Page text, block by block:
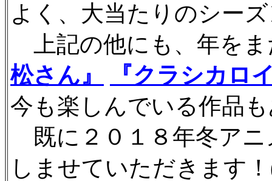
よく、大当たりのシー
上記の他にも、年を
松さん』
『クラシカロ
今も楽しんでいる作品
既に２０１８年冬ア
しませていただきます